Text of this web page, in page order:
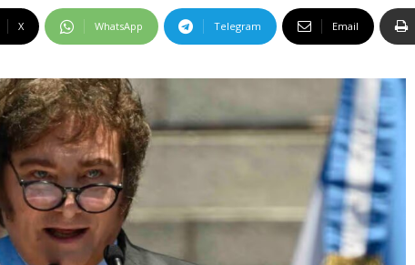
X WhatsApp Telegram Email